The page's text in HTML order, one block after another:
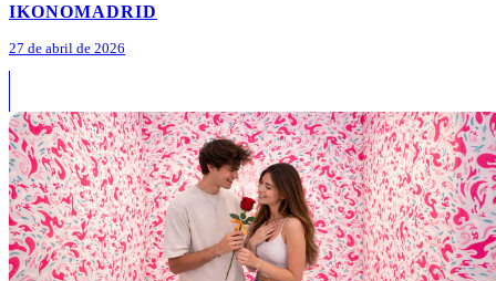
IKONOMADRID
27 de abril de 2026